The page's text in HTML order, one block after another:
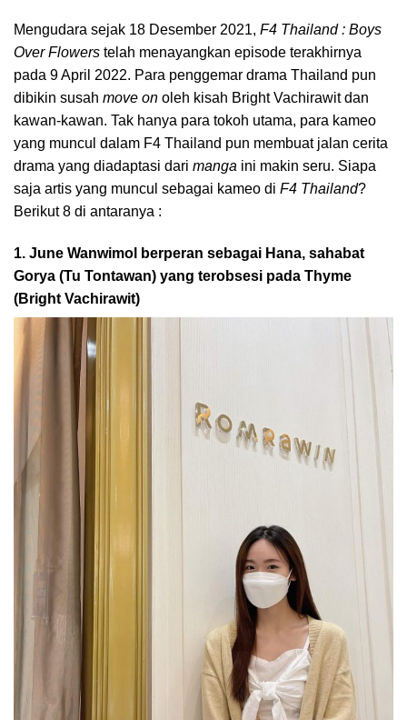
Mengudara sejak 18 Desember 2021, F4 Thailand : Boys
Over Flowers telah menayangkan episode terakhirnya
pada 9 April 2022. Para penggemar drama Thailand pun
dibikin susah move on oleh kisah Bright Vachirawit dan
kawan-kawan. Tak hanya para tokoh utama, para kameo
yang muncul dalam F4 Thailand pun membuat jalan cerita
drama yang diadaptasi dari manga ini makin seru. Siapa
saja artis yang muncul sebagai kameo di F4 Thailand?
Berikut 8 di antaranya :
1. June Wanwimol berperan sebagai Hana, sahabat
Gorya (Tu Tontawan) yang terobsesi pada Thyme
(Bright Vachirawit)